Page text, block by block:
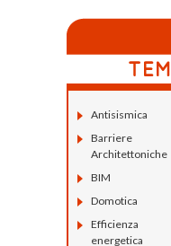
Antisismica
Barriere
Architettoniche
BIM
Domotica
Efficienza
energetica